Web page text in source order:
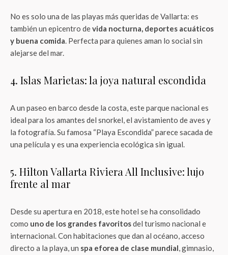
No es solo una de las playas más queridas de Vallarta: es
también un epicentro devida nocturna, deportes acuáticos
y buena comida. Perfecta para quienes aman lo social sin
alejarse del mar.
4. Islas Marietas: la joya natural escondida
A un paseo en barco desde la costa, este parque nacional es
ideal para los amantes del snorkel, el avistamiento de aves y
la fotografía. Su famosa “Playa Escondida” parece sacada de
una película y es una experiencia ecológica sin igual.
5. Hilton Vallarta Riviera All Inclusive: lujo
frente al mar
Desde su apertura en 2018, este hotel se ha consolidado
como uno de los grandes favoritosdel turismo nacional e
internacional. Con habitaciones que dan al océano, acceso
directo a la playa, un spa eforea de clase mundial, gimnasio,